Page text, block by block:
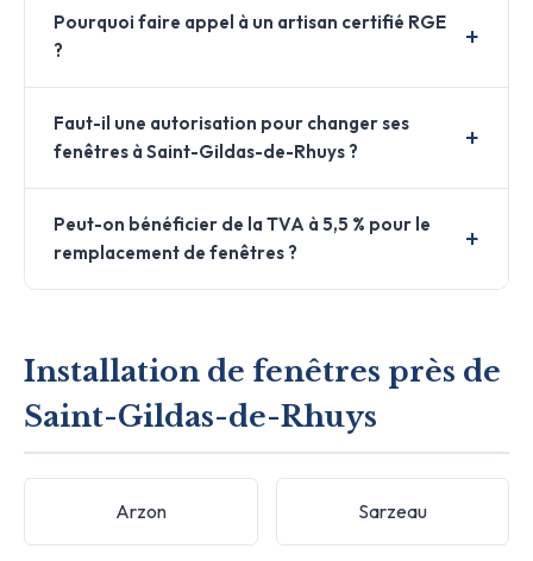
Pourquoi faire appel à un artisan certifié RGE
?
Faut-il une autorisation pour changer ses
fenêtres à Saint-Gildas-de-Rhuys ?
Peut-on bénéficier de la TVA à 5,5 % pour le
remplacement de fenêtres ?
Installation de fenêtres près de
Saint-Gildas-de-Rhuys
Arzon Sarzeau